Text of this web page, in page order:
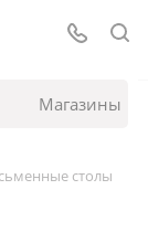
Магазины
столы